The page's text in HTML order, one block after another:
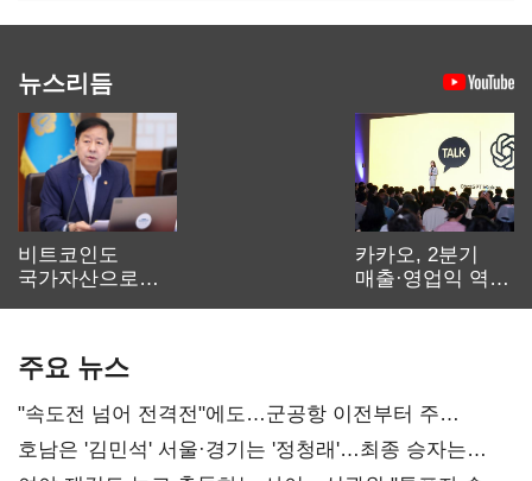
뉴스리듬
비트코인도
국가자산으로…'
카카오, 2분기
매출·영업익 역대
주요 뉴스
"속도전 넘어 전격전"에도…군공항 이전부터 주
52시간까지 '뇌관'
호남은 '김민석' 서울·경기는 '정청래'…최종 승자는